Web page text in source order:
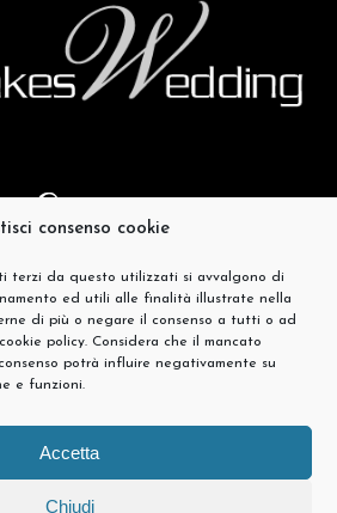
consenso cookie
terzi da questo utilizzati si avvalgono di
ed utili alle finalità illustrate nella
di più o negare il consenso a tutti o ad
policy. Considera che il mancato
potrà influire negativamente su
e funzioni.
Accetta
Chiudi